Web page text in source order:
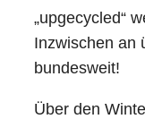
„upgecycled“
Inzwischen an
bundesweit!
Über den